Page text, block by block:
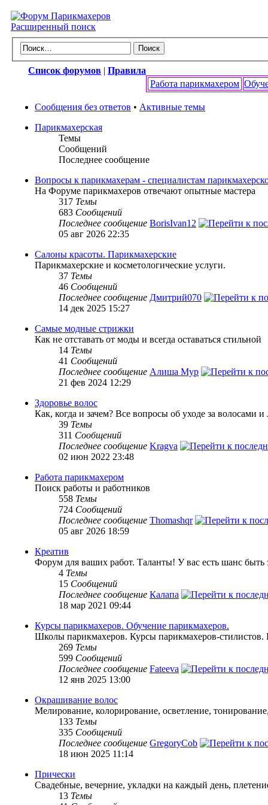
Расширенный поиск
Список форумов | Правила
Работа парикмахером
Сообщения без ответов • Активные темы
Парикмахерская
Темы
Сообщений
Последнее сообщение
Вопросы к парикмахерам - специалистам
На Форуме парикмахеров отвечают опытные мастера
317 Темы
683 Сообщений
Последнее сообщение BorisIvan12
05 авг 2026 22:35
Салоны красоты. Парикмахерские
Парикмахерские и косметологические услуги.
37 Темы
46 Сообщений
Последнее сообщение Дмитрий070
14 дек 2025 15:27
Самые модные стрижки
Как не отставать от моды и всегда оставаться стильной
14 Темы
41 Сообщений
Последнее сообщение Алиша Мур
21 фев 2024 12:29
Здоровье волос
Как, когда и зачем? Все вопросы об уходе за волосами и
39 Темы
311 Сообщений
Последнее сообщение Kragva
02 июн 2022 23:48
Работа парикмахером
Поиск работы и работников
558 Темы
724 Сообщений
Последнее сообщение Thomashqr
05 авг 2026 18:59
Креатив
Форум для ваших работ. Таланты! У вас есть шанс быть
4 Темы
15 Сообщений
Последнее сообщение Калапа
18 мар 2021 09:44
Курсы парикмахеров. Обучение парикмахеров.
Школы парикмахеров. Курсы парикмахеров-
269 Темы
599 Сообщений
Последнее сообщение Fateeva
12 янв 2025 13:00
Окрашивание волос
Мелирование, колорирование, осветление,
133 Темы
335 Сообщений
Последнее сообщение GregoryCob
18 июн 2025 11:14
Прически
Свадебные, вечерние, укладки на каждый день,
13 Темы